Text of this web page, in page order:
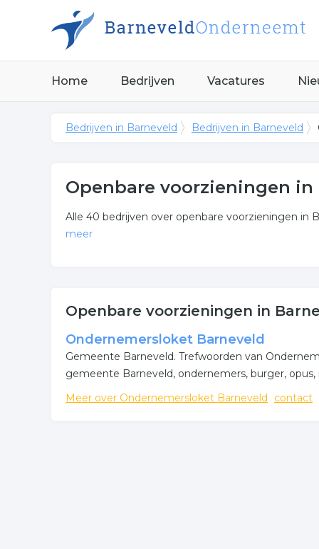
Home Bedrijven Vacatures
Bedrijven in Barneveld Bedrijven in Barneveld
Openbare voorzieningen in
Alle 40 bedrijven over openbare voorzieningen in
meer
u opzoek bent?
Wilt u meer weten over verzorgingstehuis in de
weten te komen of hoe u contact kunt
Barneveld.
Meer bedrijven in Barneveld
Openbare voorzieningen in
Ondernemersloket Barneveld
Gemeente Barneveld. Trefwoorden van
gemeente Barneveld, ondernemers, burger,
Meer over Ondernemersloket Barneveld
contact